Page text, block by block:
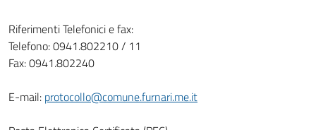
Riferimenti Telefonici e fax:
Telefono: 0941.802210 / 11
Fax: 0941.802240
E-mail: protocollo@comune.furnari.me.it